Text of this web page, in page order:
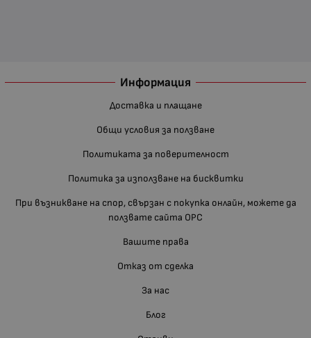
Информация
Доставка и плащане
Общи условия за ползване
Политиката за поверителност
Политика за използване на бисквитки
При възникване на спор, свързан с покупка онлайн, можете да
ползвате сайта ОРС
Вашите права
Отказ от сделка
За нас
Блог